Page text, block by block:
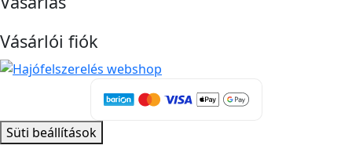
Vásárlói fiók
Süti beállítások